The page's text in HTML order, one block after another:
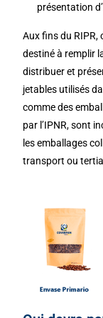
présentation
Aux fins du
destiné à remplir
distribuer et
jetables utilisés
comme des
par l’IPNR, sont
les emballages
transport ou